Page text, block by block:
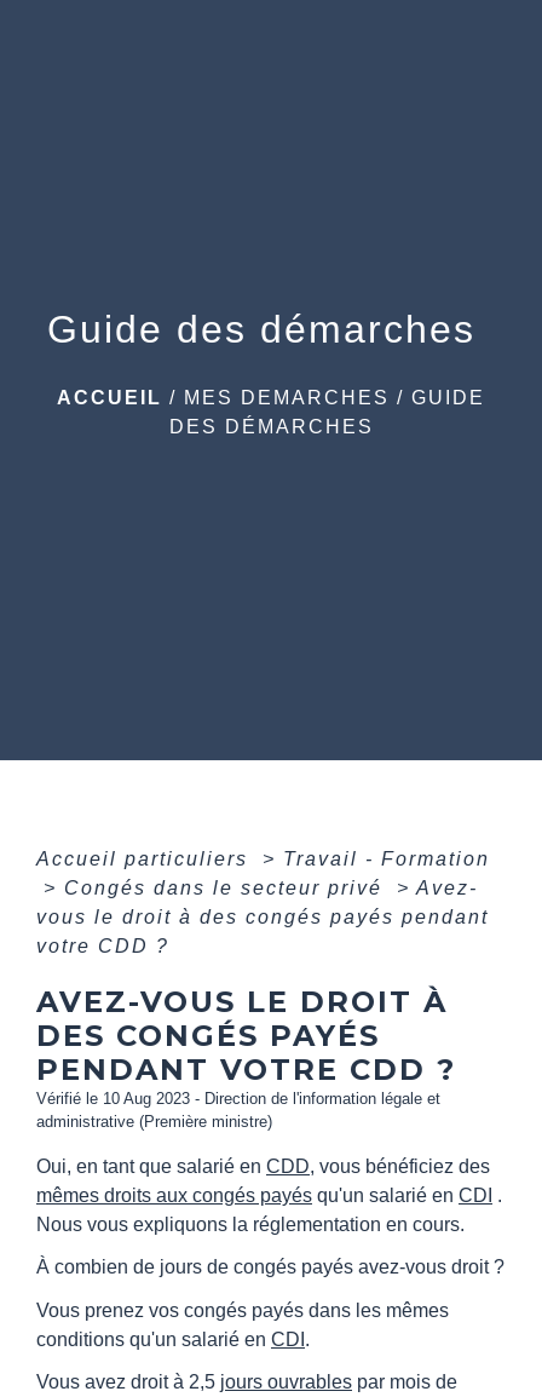
Guide des démarches
ACCUEIL / MES DEMARCHES / GUIDE
DES DÉMARCHES
Accueil particuliers > Travail - Formation
> Congés dans le secteur privé > Avez-
vous le droit à des congés payés pendant
votre CDD ?
AVEZ-VOUS LE DROIT À
DES CONGÉS PAYÉS
PENDANT VOTRE CDD ?
Vérifié le 10 Aug 2023 - Direction de l'information légale et
administrative (Première ministre)
Oui, en tant que salarié en CDD, vous bénéficiez des
mêmes droits aux congés payés qu'un salarié en CDI .
Nous vous expliquons la réglementation en cours.
À combien de jours de congés payés avez-vous droit ?
Vous prenez vos congés payés dans les mêmes
conditions qu'un salarié en CDI .
Vous avez droit à 2,5 jours ouvrables par mois de